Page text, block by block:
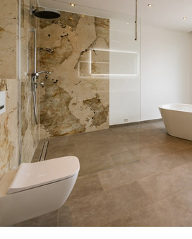
auch
Natursteine